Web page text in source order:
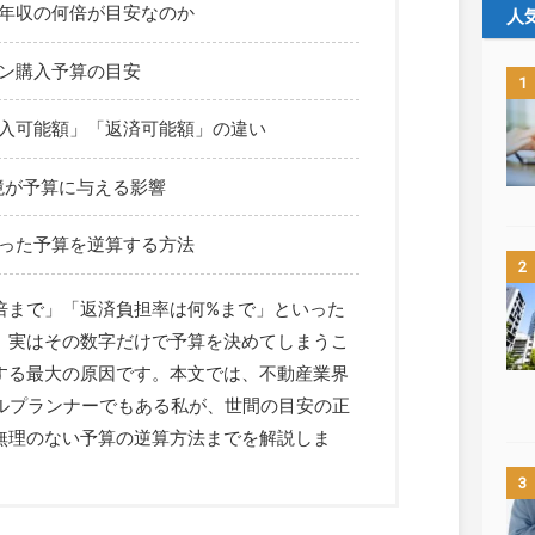
収の何倍が目安なのか
購入予算の目安
可能額」「返済可能額」の違い
予算に与える影響
た予算を逆算する方法
で」「返済負担率は何%まで」といった
はその数字だけで予算を決めてしまうこ
最大の原因です。本文では、不動産業界
プランナーでもある私が、世間の目安の正
のない予算の逆算方法までを解説しま
人
1
2
3